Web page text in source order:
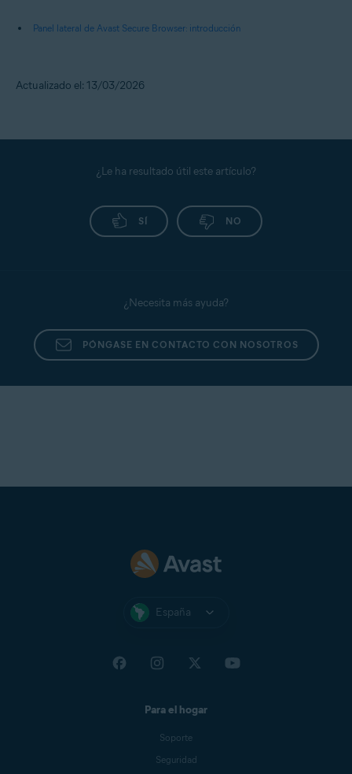
Panel lateral de Avast Secure Browser: introducción
Actualizado el: 13/03/2026
¿Le ha resultado útil este artículo?
SÍ NO
¿Necesita más ayuda?
PÓNGASE EN CONTACTO CON NOSOTROS
España
Para el hogar
Soporte
Seguridad